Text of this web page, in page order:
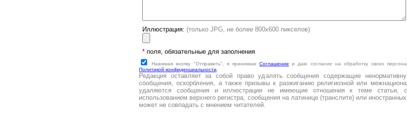
Иллюстрация: (только JPG, не более 800х600 пикселов)
*поля, обязательные для заполнения
Нажимая кнопку "Отправить", я принимаюCоглашение и даю согласие на обработку своих
Политикой конфиденциальности
Редакция оставляет за собой право удалять сообщения содержащие
сообщения, оскорбления, а также призывы к разжиганию религиозной или
удаляются сообщения и иллюстрации не имеющие отношения к теме статьи,
использованием верхнего регистра, сообщения на латинице (транслите) или
может не совпадать с мнением читателей.